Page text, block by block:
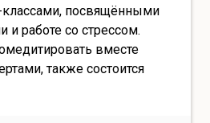
посвящёнными
и работе со стрессом.
вместе
также состоится